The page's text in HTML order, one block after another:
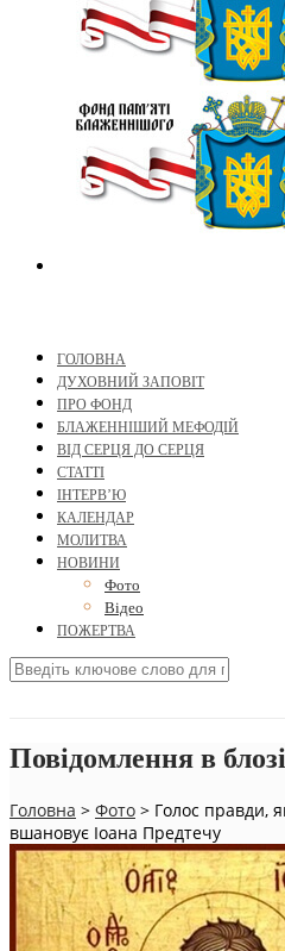
ГОЛОВНА
ДУХОВНИЙ ЗАПОВІТ
ПРО ФОНД
БЛАЖЕННІШИЙ МЕФОДІЙ
ВІД СЕРЦЯ ДО СЕРЦЯ
СТАТТІ
ІНТЕРВ’Ю
КАЛЕНДАР
МОЛИТВА
НОВИНИ
Фото
Відео
ПОЖЕРТВА
Повідомлення в блозі
Головна > Фото > Голос правди,
вшановує Іоана Предтечу